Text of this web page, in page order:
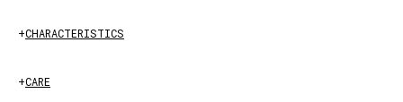
+CHARACTERISTICS
+CARE